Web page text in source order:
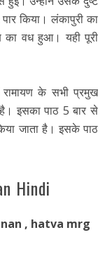
किया। लंकापुरी का
वध हुआ। यही पूरी
के सभी प्रमुख
इसका पाठ 5 बार से
जाता है। इसके पाठ
Hindi
, hatva mrg